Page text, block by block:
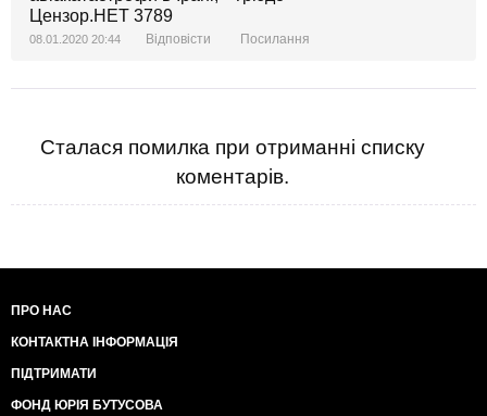
08.01.2020 20:44 Відповісти Посилання
Сталася помилка при отриманні списку
коментарів.
ПРО НАС
КОНТАКТНА ІНФОРМАЦІЯ
ПІДТРИМАТИ
ФОНД ЮРІЯ БУТУСОВА